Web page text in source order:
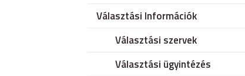
Választási Információk
Választási szervek
Választási ügyintézés